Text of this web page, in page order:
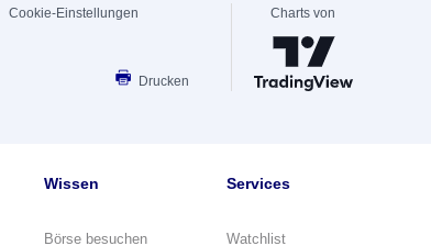
Cookie-Einstellungen
Drucken
Charts von
Wissen
Börse besuchen
Services
Watchlist